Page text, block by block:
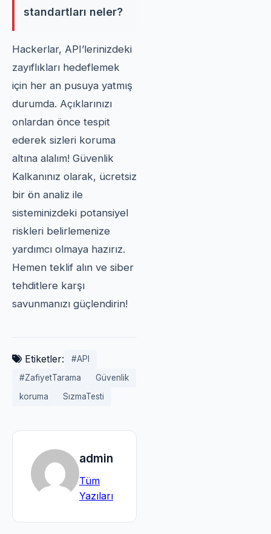
standartları neler?
Hackerlar, API’lerinizdeki
zayıflıkları hedeflemek
için her an pusuya yatmış
durumda. Açıklarınızı
onlardan önce tespit
ederek sizleri koruma
altına alalım! Güvenlik
Kalkanınız olarak, ücretsiz
bir ön analiz ile
sisteminizdeki potansiyel
riskleri belirlemenize
yardımcı olmaya hazırız.
Hemen teklif alın ve siber
tehditlere karşı
savunmanızı güçlendirin!
Etiketler:
#API
#ZafiyetTarama
Güvenlik
koruma
SızmaTesti
admin
Tüm
Yazıları